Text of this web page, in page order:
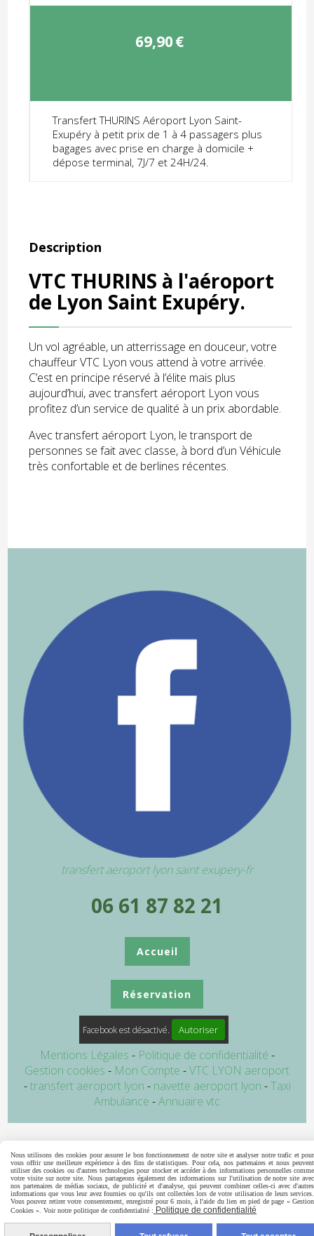
69,90€
Transfert THURINS Aéroport Lyon Saint-
Exupéry à petit prix de 1 à 4 passagers plus
bagages avec prise en charge à domicile +
dépose terminal, 7J/7 et 24H/24.
Description
VTC THURINS à l'aéroport
de Lyon Saint Exupéry.
Un vol agréable, un atterrissage en douceur, votre
chauffeur VTC Lyon vous attend à votre arrivée.
C’est en principe réservé à l’élite mais plus
aujourd’hui, avec transfert aéroport Lyon vous
profitez d’un service de qualité à un prix abordable.
Avec transfert aéroport Lyon, le transport de
personnes se fait avec classe, à bord d’un Véhicule
très confortable et de berlines récentes.
transfert aeroport lyon saint exupery-fr
06 61 87 82 21
Accueil
Réservation
Facebook est désactivé. Autoriser
Mentions Légales
Politique de confidentialité
Gestion cookies
Mon Compte
VTC LYON aeroport
transfert aeroport lyon
navette aeroport lyon
Taxi
Ambulance
Annuaire vtc
Nous utilisons des cookies pour assurer le bon fonctionnement de notre site et analyser notre trafic et pour
vous offrir une meilleure expérience à des fins de statistiques. Pour cela, nos partenaires et nous peuvent
utiliser des cookies ou d'autres technologies pour stocker et accéder à des informations personnelles comme
votre visite sur notre site. Nous partageons également des informations sur l'utilisation de notre site avec
nos partenaires de médias sociaux, de publicité et d'analyse, qui peuvent combiner celles-ci avec d'autres
informations que vous leur avez fournies ou qu'ils ont collectées lors de votre utilisation de leurs services.
Vous pouvez retirer votre consentement, enregistré pour 6 mois, à l'aide du lien en pied de page « Gestion
Cookies ». Voir notre politique de confidentialité : Politique de confidentialité